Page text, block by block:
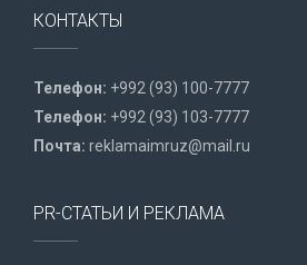
КОНТАКТЫ
Телефон: +992 (93) 100-7777
Телефон: +992 (93) 103-7777
Почта: reklamaimruz@mail.ru
PR-СТАТЬИ И РЕКЛАМА